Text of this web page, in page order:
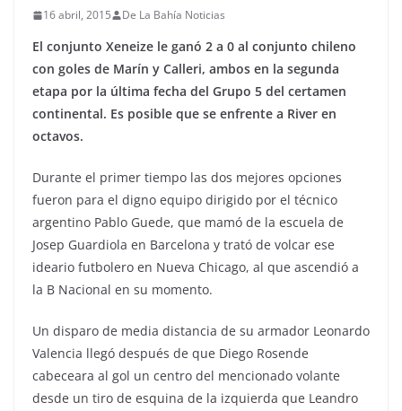
16 abril, 2015 De La Bahía Noticias
El conjunto Xeneize le ganó 2 a 0 al conjunto chileno
con goles de Marín y Calleri, ambos en la segunda
etapa por la última fecha del Grupo 5 del certamen
continental. Es posible que se enfrente a River en
octavos.
Durante el primer tiempo las dos mejores opciones
fueron para el digno equipo dirigido por el técnico
argentino Pablo Guede, que mamó de la escuela de
Josep Guardiola en Barcelona y trató de volcar ese
ideario futbolero en Nueva Chicago, al que ascendió a
la B Nacional en su momento.
Un disparo de media distancia de su armador Leonardo
Valencia llegó después de que Diego Rosende
cabeceara al gol un centro del mencionado volante
desde un tiro de esquina de la izquierda que Leandro